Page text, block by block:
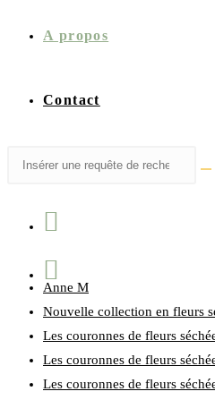
A propos
Contact
Anne M
Nouvelle collection en fleurs
Les couronnes de fleurs
Les couronnes de fleurs
Les couronnes de fleurs